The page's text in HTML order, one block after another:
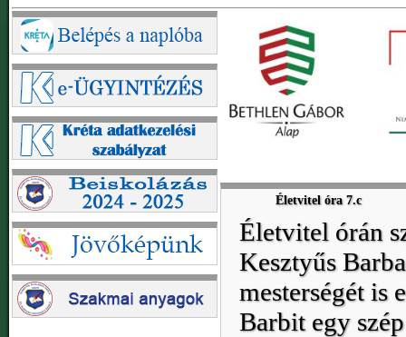
Életvitel óra 7.c
Életvitel órán
Kesztyűs
mesterségét is
Barbit egy